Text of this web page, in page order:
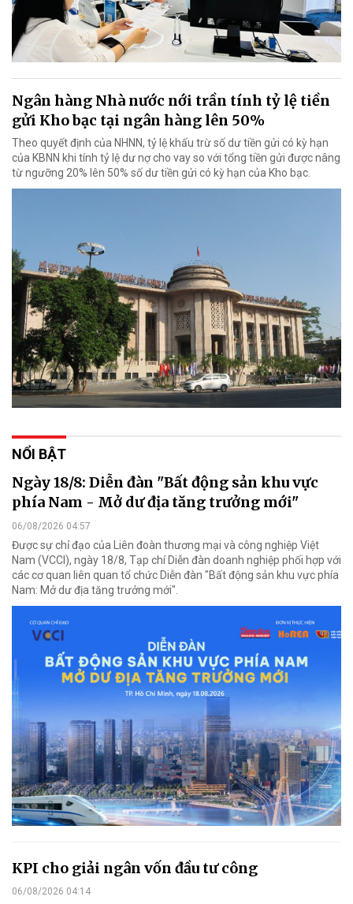
Ngân hàng Nhà nước nới trần tính tỷ lệ tiền
gửi Kho bạc tại ngân hàng lên 50%
Theo quyết định của NHNN, tỷ lệ khấu trừ số dư tiền gửi có kỳ hạn
của KBNN khi tính tỷ lệ dư nợ cho vay so với tổng tiền gửi được nâng
từ ngưỡng 20% lên 50% số dư tiền gửi có kỳ hạn của Kho bạc.
NỔI BẬT
Ngày 18/8: Diễn đàn "Bất động sản khu vực
phía Nam - Mở dư địa tăng trưởng mới"
06/08/2026 04:57
Được sự chỉ đạo của Liên đoàn thương mại và công nghiệp Việt
Nam (VCCI), ngày 18/8, Tạp chí Diễn đàn doanh nghiệp phối hợp với
các cơ quan liên quan tổ chức Diễn đàn "Bất động sản khu vực phía
Nam: Mở dư địa tăng trưởng mới".
KPI cho giải ngân vốn đầu tư công
06/08/2026 04:14